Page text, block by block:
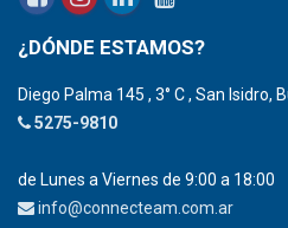
¿DÓNDE ESTAMOS?
Diego Palma 145 , 3° C , San Isidro,
5275-9810
de Lunes a Viernes de 9:00 a 18:00
info@connecteam.com.ar